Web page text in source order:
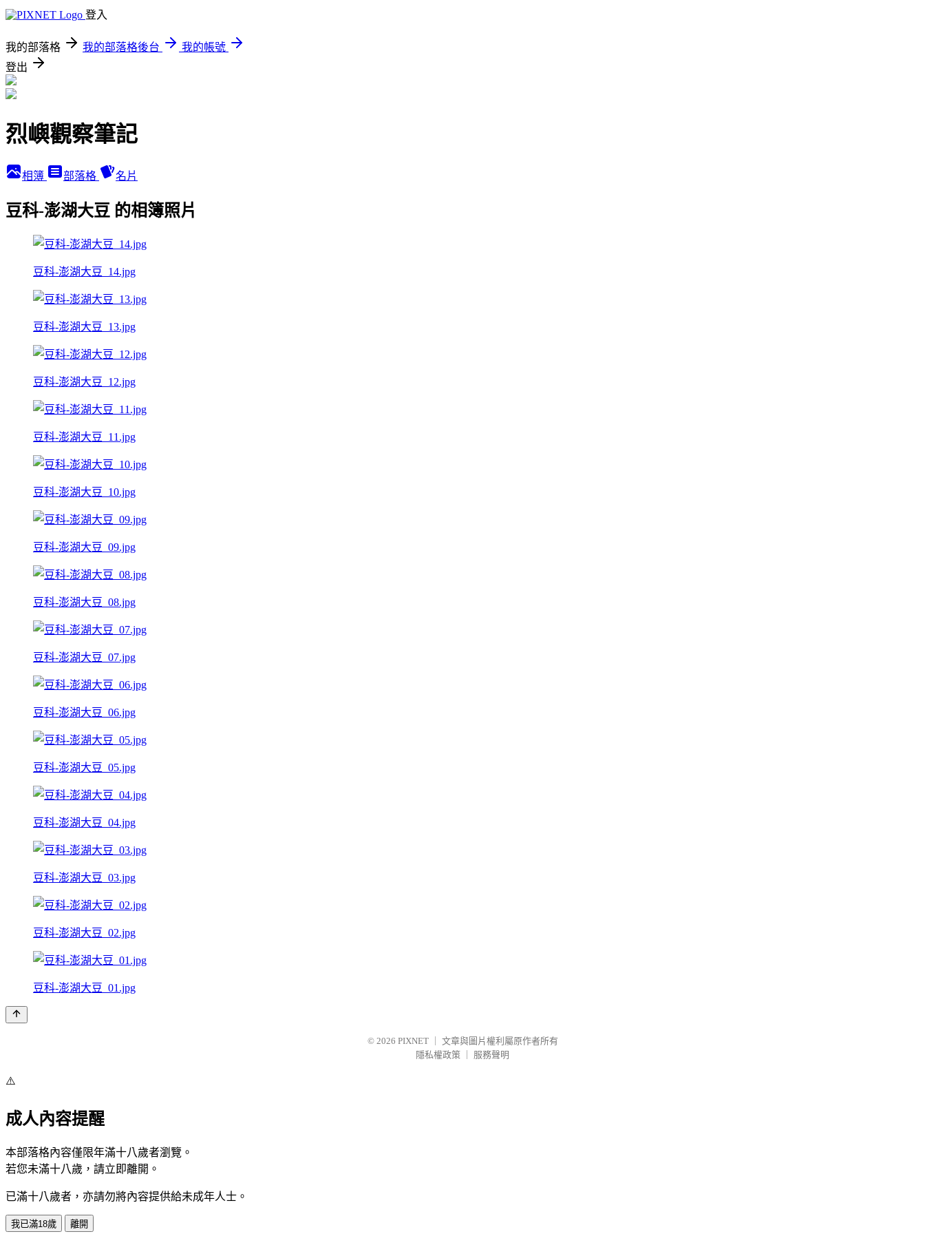
登入
我的部落格 我的部落格後台
我的帳號
登出
烈嶼觀察筆記
相簿 部落格 名片
豆科-澎湖大豆 的相簿照片
豆科-澎湖大豆_14.jpg
豆科-澎湖大豆_13.jpg
豆科-澎湖大豆_12.jpg
豆科-澎湖大豆_11.jpg
豆科-澎湖大豆_10.jpg
豆科-澎湖大豆_09.jpg
豆科-澎湖大豆_08.jpg
豆科-澎湖大豆_07.jpg
豆科-澎湖大豆_06.jpg
豆科-澎湖大豆_05.jpg
豆科-澎湖大豆_04.jpg
豆科-澎湖大豆_03.jpg
豆科-澎湖大豆_02.jpg
豆科-澎湖大豆_01.jpg
© 2026 PIXNET
文章與圖片權利屬原作者所有
隱私權政策
服務聲明
⚠️
成人內容提醒
本部落格內容僅限年滿十八歲者瀏覽。
若您未滿十八歲，請立即離開。
已滿十八歲者，亦請勿將內容提供給未成年人士。
我已滿18歲 離開